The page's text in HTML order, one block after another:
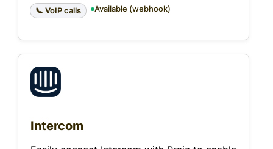
📞 VoIP calls Available (webhook)
Intercom